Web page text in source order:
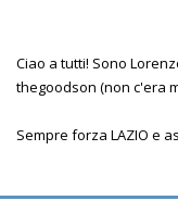
Ciao a tutti! Sono
thegoodson (non c'era
Sempre forza LAZIO e